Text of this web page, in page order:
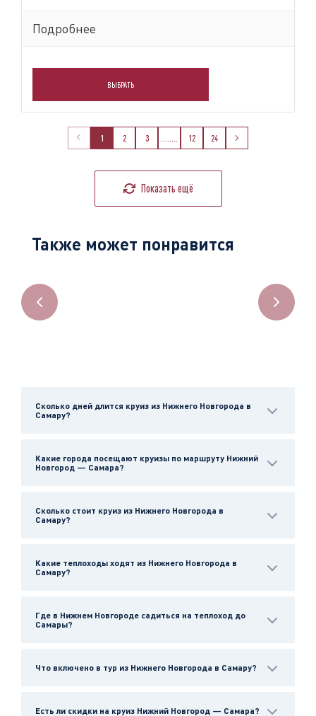
Подробнее
ВЫБРАТЬ
1 2 3 12 24
Показать ещё
Также может понравится
Сколько дней длится круиз из Нижнего Новгорода в
Самару?
Какие города посещают круизы по маршруту Нижний
Новгород — Самара?
Сколько стоит круиз из Нижнего Новгорода в
Самару?
Какие теплоходы ходят из Нижнего Новгорода в
Самару?
Где в Нижнем Новгороде садиться на теплоход до
Самары?
Что включено в тур из Нижнего Новгорода в Самару?
Есть ли скидки на круиз Нижний Новгород — Самара?